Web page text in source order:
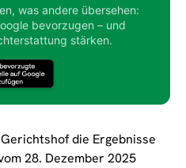
was andere übersehen:
bevorzugen – und
stärken.
die Ergebnisse
28. Dezember 2025